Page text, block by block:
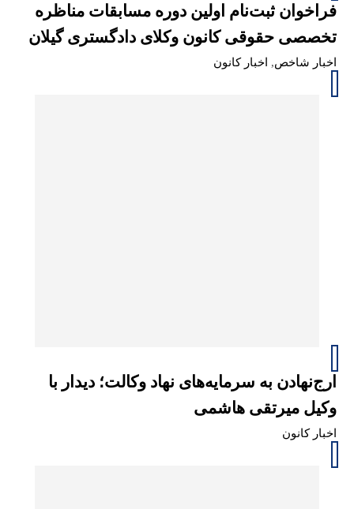
فراخوان ثبت‌نام اولین دوره مسابقات مناظره
تخصصی حقوقی کانون وکلای دادگستری گیلان
اخبار شاخص, اخبار کانون
ارج‌نهادن به سرمایه‌های نهاد وکالت؛ دیدار با
وکیل میرتقی هاشمی
اخبار کانون